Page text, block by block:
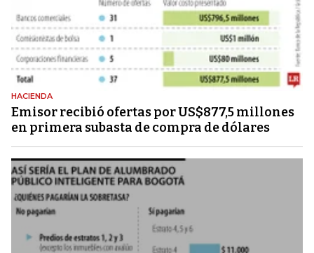
HACIENDA
Emisor recibió ofertas por US$877,5 millones
en primera subasta de compra de dólares